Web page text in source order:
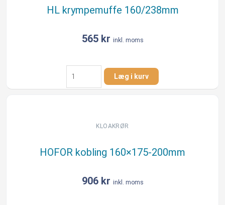
T
HL krympemuffe 160/238mm
565 kr inkl. moms
HL
krympemuffe
160/238mm
Læg i kurv
KLOAKRØR
HOFOR kobling 160×175-200mm
906 kr inkl. moms